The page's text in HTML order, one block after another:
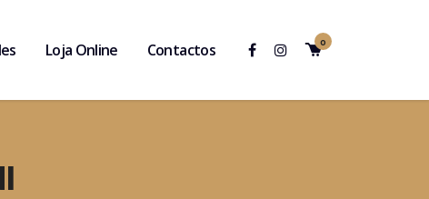
0
Loja Online Contactos